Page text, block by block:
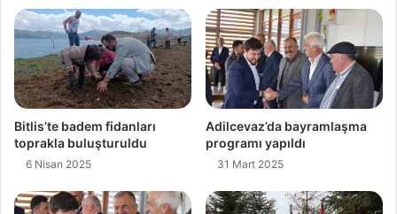
Bitlis’te badem fidanları
toprakla buluşturuldu
6 Nisan 2025
Adilcevaz’da bayramlaşma
programı yapıldı
31 Mart 2025